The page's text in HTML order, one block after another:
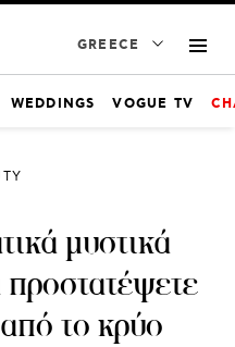
GREECE
WEDDINGS VOGUE TV
μυστικά
το κρύο